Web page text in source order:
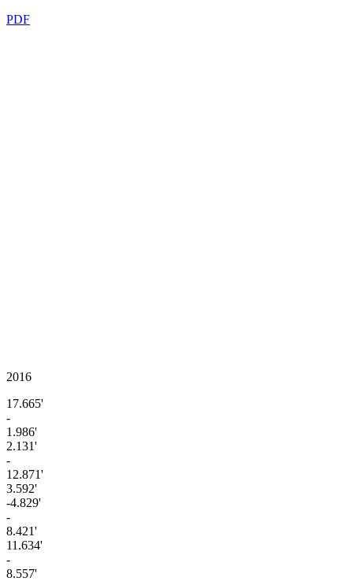
PDF
2016
17.665'
-
1.986'
2.131'
-
12.871'
3.592'
-4.829'
-
8.421'
11.634'
-
8.557'